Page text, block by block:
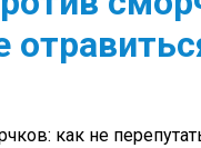
как не